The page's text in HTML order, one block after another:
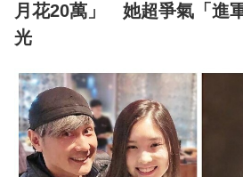
月花20萬」 她超爭氣「進
光